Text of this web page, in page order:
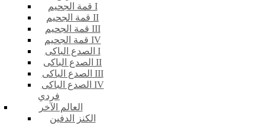
قمة الجحيم I
قمة الجحيم II
قمة الجحيم III
قمة الجحيم IV
الصدع الباكى I
الصدع الباكى II
الصدع الباكى III
الصدع الباكى IV
فردي
العالم الآخر
الكنز الدفين